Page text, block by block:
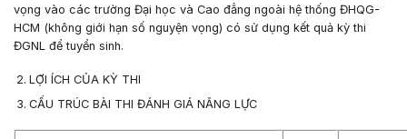
vọng vào các trường Đại học và Cao đẳng ngoài hệ thống ĐHQG-
HCM (không giới hạn số nguyện vọng) có sử dụng kết quả kỳ thi
ĐGNL để tuyển sinh.
LỢI ÍCH CỦA KỲ THI
CẤU TRÚC BÀI THI ĐÁNH GIÁ NĂNG LỰC